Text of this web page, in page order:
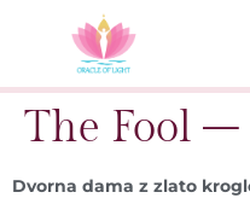
The Fool –
Dvorna dama z zlato